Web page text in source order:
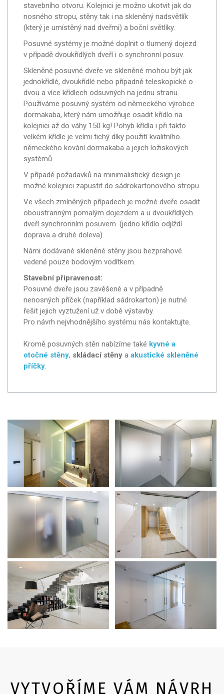
stavebního otvoru. Kolejnici je možno ukotvit jak do
nosného stropu, stěny tak i na skleněný nadsvětlík
(který je umístěný nad dveřmi) a boční světlíky.
Posuvné systémy je možné doplnit o tlumený dojezd
v případě dvoukřídlých dveří i o synchronní posuv.
Skleněné posuvné dveře ve skleněné mohou být jak
jednokřídlé, dvoukřídlé nebo případně teleskopické o
dvou a více křídlech odsuvných na jednu stranu.
Používáme posuvný systém od německého výrobce
dormakaba, který nám umožňuje osadit křídlo na
kolejnici až do váhy 150 kg! Pohyb křídla i při takto
velkém křídle je velmi tichý díky použití kvalitního
německého kování dormakaba a jejich ložiskových
systémů.
V případě požadavků na minimalistický design je
možné kolejnici zapustit do sádrokartonového stropu.
Ve všech zmíněných případech je možné dveře osadit
oboustranným pomalým dojezdem a u dvoukřídlých
dveří synchronním posuvem. (jedno křídlo odjíždí
doprava a druhé doleva).
Námi dodávané skleněné stěny jsou bezprahové
vedené pouze bodovým vodítkem.
Stavební připravenost:
Posuvné dveře jsou zavěšené a v případně
nenosných příček (například sádrokarton) je nutné
řešit jejich vyztužení už v době výstavby.
Pro návrh nejvhodnějšího systému nás kontaktujte.
Kromě posuvných stěn nabízíme také kyvné a
otočné stěny, skládací stěnya akustické skleněné
příčky.
VYTVOŘÍME VÁM NÁVRH